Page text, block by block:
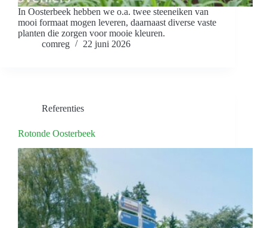
In Oosterbeek hebben we o.a. twee steeneiken van
mooi formaat mogen leveren, daarnaast diverse vaste
planten die zorgen voor mooie kleuren.
comreg
22 juni 2026
Referenties
Rotonde Oosterbeek